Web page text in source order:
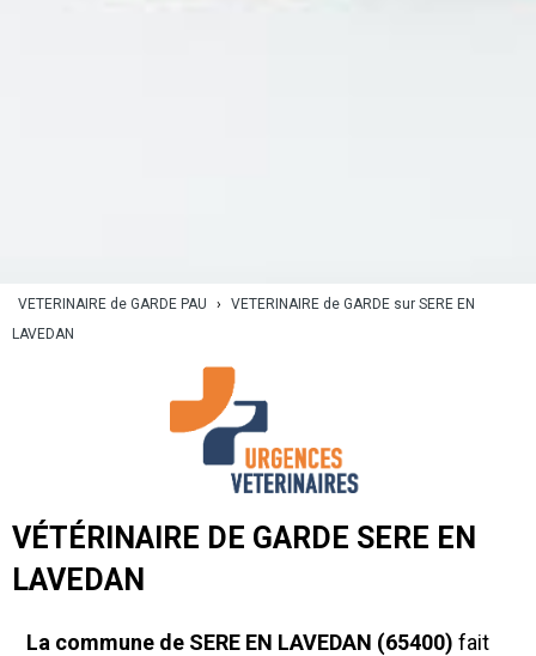
VETERINAIRE de GARDE PAU ›
VETERINAIRE de GARDE sur SERE EN
LAVEDAN
VÉTÉRINAIRE DE GARDE SERE EN
LAVEDAN
La commune de SERE EN LAVEDAN (65400) fait